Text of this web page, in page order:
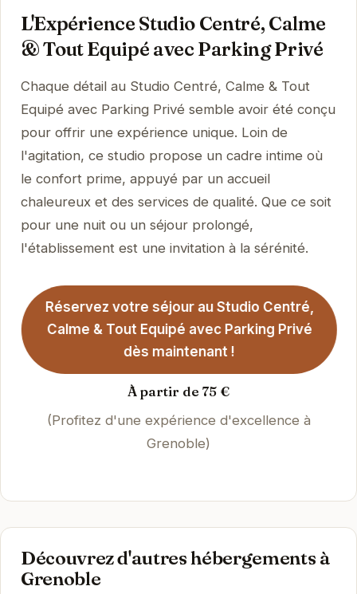
L'Expérience Studio Centré, Calme
& Tout Equipé avec Parking Privé
Chaque détail au Studio Centré, Calme & Tout
Equipé avec Parking Privé semble avoir été conçu
pour offrir une expérience unique. Loin de
l'agitation, ce studio propose un cadre intime où
le confort prime, appuyé par un accueil
chaleureux et des services de qualité. Que ce soit
pour une nuit ou un séjour prolongé,
l'établissement est une invitation à la sérénité.
Réservez votre séjour au Studio Centré,
Calme & Tout Equipé avec Parking Privé
dès maintenant !
À partir de 75 €
(Profitez d'une expérience d'excellence à
Grenoble)
Découvrez d'autres hébergements à
Grenoble